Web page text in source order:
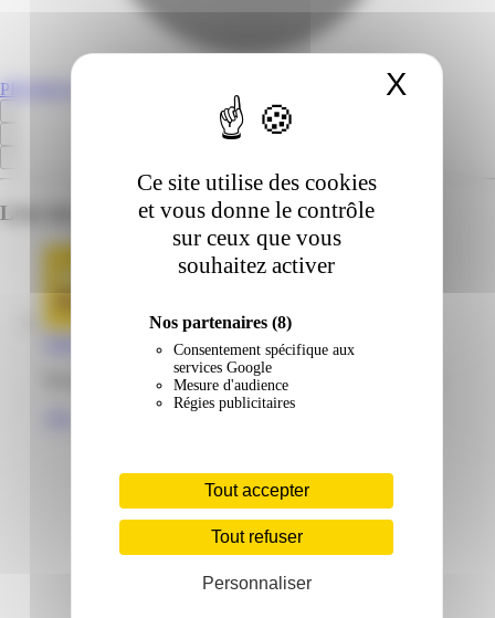
Ce site utilise des cookies
et vous donne le contrôle
sur ceux que vous
souhaitez activer
Nos partenaires (8)
Consentement spécifique aux
services Google
Mesure d'audience
Régies publicitaires
Tout accepter
Tout refuser
Personnaliser
X
PROMOS.GF
Liste des emplacements pour ce prospectus
Supeco | Le Blond | Cayenne
Rond-point Le Blond 97300 Cayenne Guyane française